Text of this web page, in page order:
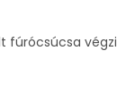
fúrócsúcsa végzi